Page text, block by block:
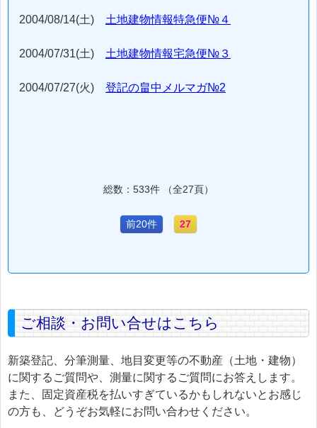
2004/08/14(土) 土地建物情報特急便№４
2004/07/31(土) 土地建物情報宅急便№３
2004/07/27(火) 登記の畠中メルマガ№2
総数：533件 （全27頁）
前20件 27
ご相談・お問い合せはこちら
新築登記、分筆測量、地目変更等の不動産（土地・建物）
に関するご質問や、測量に関するご質問にお答えします。
また、固定資産税を払いすぎているかもしれないとお感じ
の方も、どうぞお気軽にお問い合わせください。